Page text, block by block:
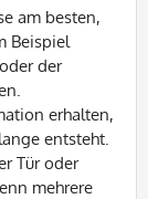
am besten,
Beispiel
der
erhalten,
entsteht.
Tür oder
mehrere